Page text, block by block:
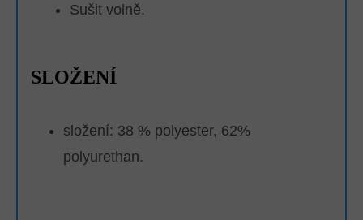
Sušit volně.
SLOŽENÍ
složení: 38 % polyester, 62%
polyurethan.